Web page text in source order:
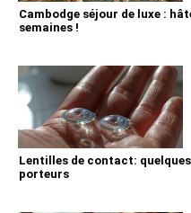
Cambodge séjour de luxe :
semaines !
Lentilles de contact:
porteurs